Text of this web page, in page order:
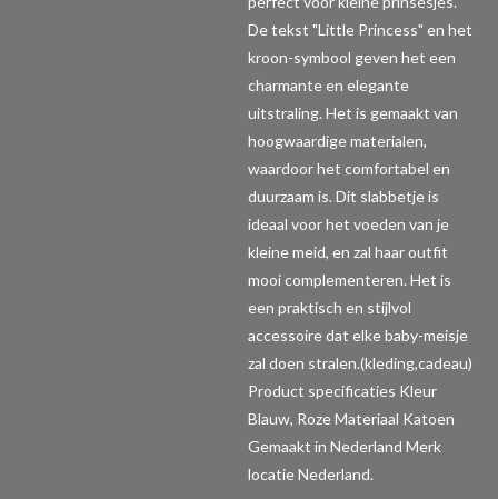
De tekst "Little Princess" en het
kroon-symbool geven het een
charmante en elegante
uitstraling. Het is gemaakt van
hoogwaardige materialen,
waardoor het comfortabel en
duurzaam is. Dit slabbetje is
ideaal voor het voeden van je
kleine meid, en zal haar outfit
mooi complementeren. Het is
een praktisch en stijlvol
accessoire dat elke baby-meisje
zal doen stralen.(kleding,cadeau)
Product specificaties Kleur
Blauw, Roze Materiaal Katoen
Gemaakt in Nederland Merk
locatie Nederland.